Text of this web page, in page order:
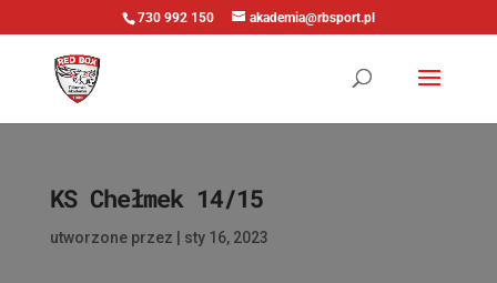
730 992 150 akademia@rbsport.pl
KS Chełmek 14/15
utworzone przez sty 16, 2023